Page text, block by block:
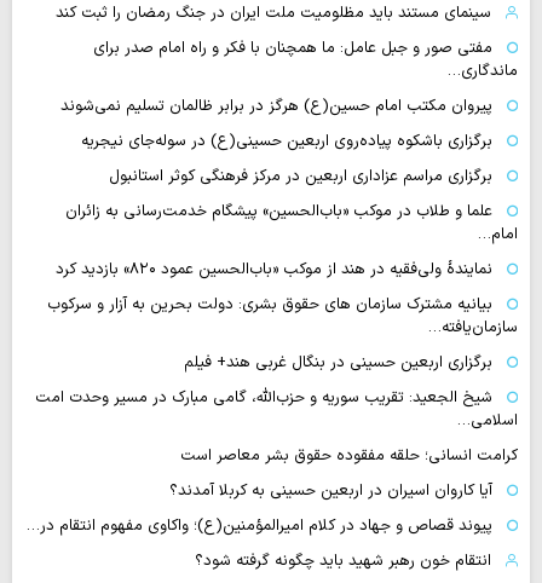
سینمای مستند باید مظلومیت ملت ایران در جنگ رمضان را ثبت کند
مفتی صور و جبل عامل: ما همچنان با فکر و راه امام صدر برای
ماندگاری…
پیروان مکتب امام حسین(ع) هرگز در برابر ظالمان تسلیم نمی‌شوند
برگزاری باشکوه پیاده‌روی اربعین حسینی(ع) در سوله‌جای نیجریه
برگزاری مراسم عزاداری اربعین در مرکز فرهنگی کوثر استانبول
علما و طلاب در موکب «باب‌الحسین» پیشگام خدمت‌رسانی به زائران
امام…
نمایندهٔ ولی‌فقیه در هند از موکب «باب‌الحسین عمود ۸۲۰» بازدید کرد
بیانیه مشترک سازمان های حقوق بشری: دولت بحرین به آزار و سرکوب
سازمان‌یافته…
برگزاری اربعین حسینی در بنگال غربی هند+ فیلم
شیخ الجعید: تقریب سوریه و حزب‌الله، گامی مبارک در مسیر وحدت امت
اسلامی…
کرامت انسانی؛ حلقه مفقوده حقوق بشر معاصر است
آیا کاروان اسیران در اربعین حسینی به کربلا آمدند؟
پیوند قصاص و جهاد در کلام امیرالمؤمنین(ع)؛ واکاوی مفهوم انتقام در…
انتقام خون رهبر شهید باید چگونه گرفته شود؟